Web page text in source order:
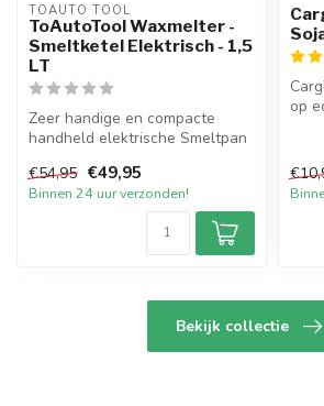
TOAUTO TOOL
ToAutoTool Waxmelter -
Smeltketel Elektrisch - 1,5
LT
Zeer handige en compacte
handheld elektrische Smeltpan
€54,95 €49,95
Binnen 24 uur verzonden!
op
Bekijk collectie